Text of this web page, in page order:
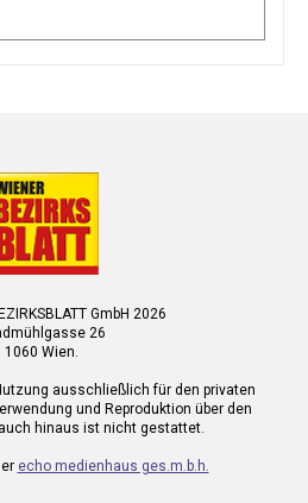
GmbH 2026
26
1060 Wien.
ausschließlich für den privaten
und Reproduktion über den
hinaus ist nicht gestattet.
echo medienhaus ges.m.b.h.